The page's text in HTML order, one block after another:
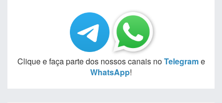
Clique e faça parte dos nossos canais noTelegrame
WhatsApp!